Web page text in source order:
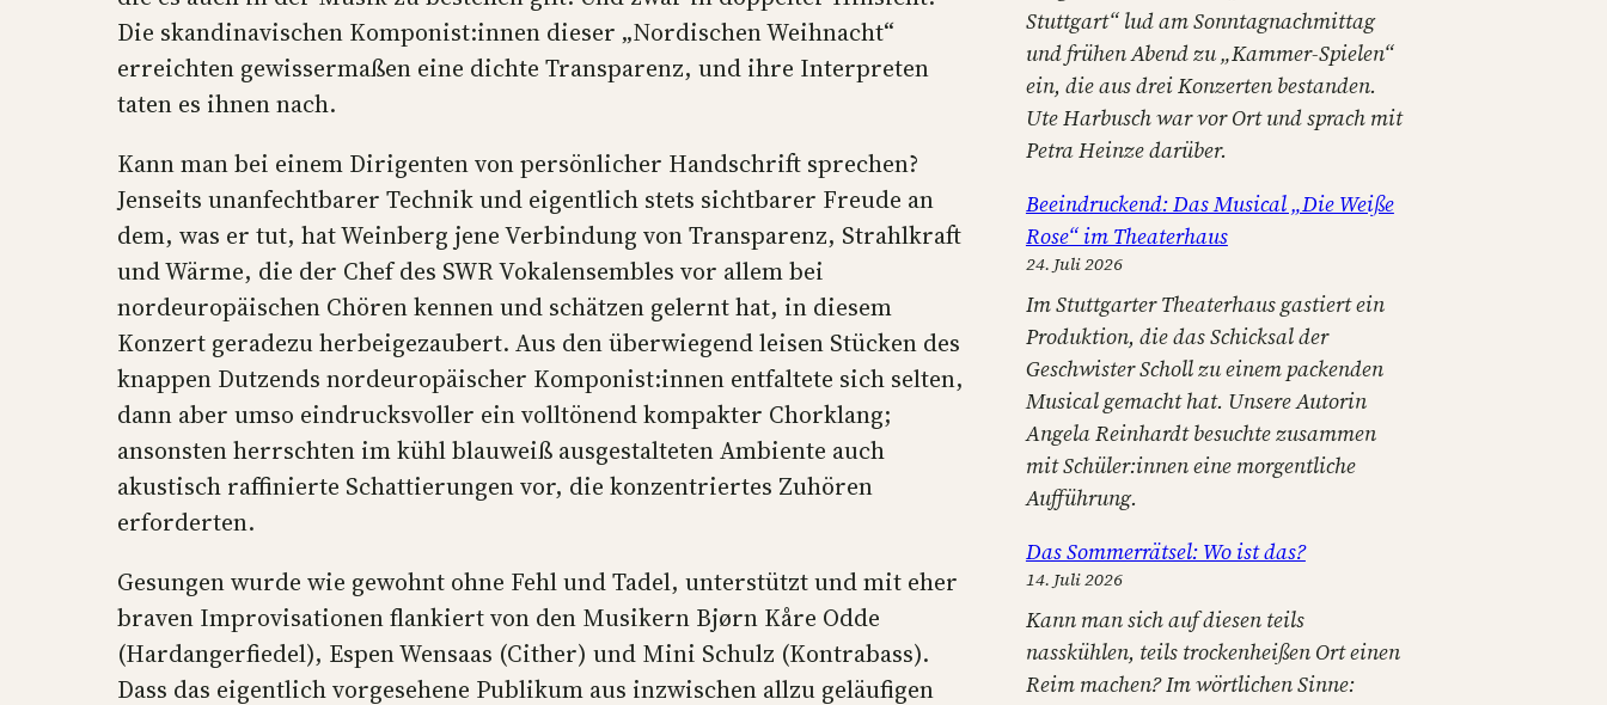
Die skandinavischen Komponist:innen dieser „Nordischen Weihnacht“
erreichten gewissermaßen eine dichte Transparenz, und ihre Interpreten
taten es ihnen nach.
Kann man bei einem Dirigenten von persönlicher Handschrift sprechen?
Jenseits unanfechtbarer Technik und eigentlich stets sichtbarer Freude an
dem, was er tut, hat Weinberg jene Verbindung von Transparenz, Strahlkraft
und Wärme, die der Chef des SWR Vokalensembles vor allem bei
nordeuropäischen Chören kennen und schätzen gelernt hat, in diesem
Konzert geradezu herbeigezaubert. Aus den überwiegend leisen Stücken des
knappen Dutzends nordeuropäischer Komponist:innen entfaltete sich selten,
dann aber umso eindrucksvoller ein volltönend kompakter Chorklang;
ansonsten herrschten im kühl blauweiß ausgestalteten Ambiente auch
akustisch raffinierte Schattierungen vor, die konzentriertes Zuhören
erforderten.
Gesungen wurde wie gewohnt ohne Fehl und Tadel, unterstützt und mit eher
braven Improvisationen flankiert von den Musikern Bjørn Kåre Odde
(Hardangerfiedel), Espen Wensaas (Cither) und Mini Schulz (Kontrabass).
Dass das eigentlich vorgesehene Publikum aus inzwischen allzu geläufigen
Stuttgart“ lud am Sonntagnachmittag
und frühen Abend zu „Kammer-Spielen“
ein, die aus drei Konzerten bestanden.
Ute Harbusch war vor Ort und sprach mit
Petra Heinze darüber.
Beeindruckend: Das Musical „Die Weiße
Rose“ im Theaterhaus
24. Juli 2026
Im Stuttgarter Theaterhaus gastiert ein
Produktion, die das Schicksal der
Geschwister Scholl zu einem packenden
Musical gemacht hat. Unsere Autorin
Angela Reinhardt besuchte zusammen
mit Schüler:innen eine morgentliche
Aufführung.
Das Sommerrätsel: Wo ist das?
14. Juli 2026
Kann man sich auf diesen teils
nasskühlen, teils trockenheißen Ort einen
Reim machen? Im wörtlichen Sinne: